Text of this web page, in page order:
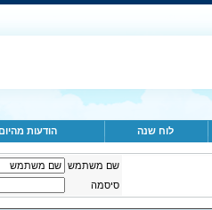
לוח שנה הודעות מהיום
שם משתמש
סיסמה